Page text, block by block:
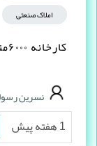
املاک صنعتی
کارخانه ۶۰۰۰متری شهرک صنعتی شکوهیه قم
نسرین
1 هفته پیش